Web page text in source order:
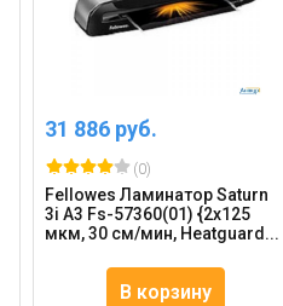
31 886 руб.
(0)
Fellowes Ламинатор Saturn
3i A3 Fs-57360(01) {2х125
мкм, 30 см/мин, Heatguard...
В корзину